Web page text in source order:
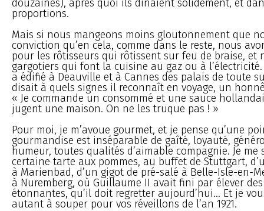
douzaines), après quoi ils dînaient solidement, et
proportions.
Mais si nous mangeons moins gloutonnement que
conviction qu’en cela, comme dans le reste, nous
pour les rôtisseurs qui rôtissent sur feu de braise, et
gargotiers qui font la cuisine au gaz ou à
a édifié à Deauville et à Cannes des palais de toute
disait à quels signes il reconnaît en voyage, un
« Je commande un consommé et une sauce
jugent une maison. On ne les truque pas ! »
Pour moi, je m’avoue gourmet, et je pense qu’une
gourmandise est inséparable de gaîté, loyauté,
humeur, toutes qualités d’aimable compagnie. Je me
certaine tarte aux pommes, au buffet de Stuttgart,
à Marienbad, d’un gigot de pré-salé à Belle-Isle-en-
à Nuremberg, où Guillaume II avait fini par élever
étonnantes, qu’il doit regretter aujourd’hui... Et je
autant à souper pour vos réveillons de l’an 1921.